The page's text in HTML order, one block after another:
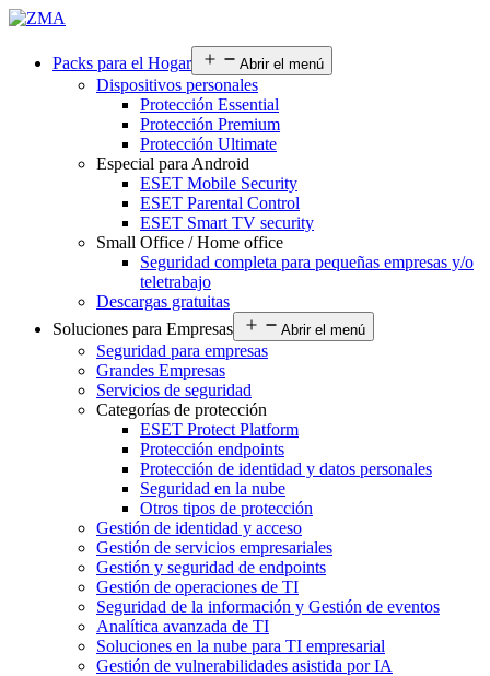
Packs para el Hogar Abrir el menú
Dispositivos personales
Protección Essential
Protección Premium
Protección Ultimate
Especial para Android
ESET Mobile Security
ESET Parental Control
ESET Smart TV security
Small Office / Home office
Seguridad completa para pequeñas empresas y/o
teletrabajo
Descargas gratuitas
Soluciones para Empresas
Abrir el menú
Seguridad para empresas
Grandes Empresas
Servicios de seguridad
Categorías de protección
ESET Protect Platform
Protección endpoints
Protección de identidad y datos personales
Seguridad en la nube
Otros tipos de protección
Gestión de identidad y acceso
Gestión de servicios empresariales
Gestión y seguridad de endpoints
Gestión de operaciones de TI
Seguridad de la información y Gestión de eventos
Analítica avanzada de TI
Soluciones en la nube para TI empresarial
Gestión de vulnerabilidades asistida por IA